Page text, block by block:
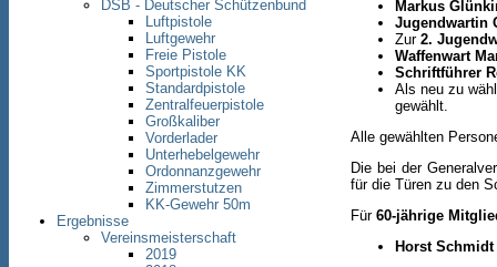
DSB - Deutscher Schützenbund
Luftpistole
Luftgewehr
Freie Pistole
Sportpistole KK
Standardpistole
Zentralfeuerpistole
Großkaliber
Vorderlader
Unterhebelgewehr
Ordonnanzgewehr
Zimmerstutzen
KK-Gewehr 50m
Ergebnisse
Vereinsmeisterschaft
2019
Markus
Jugendwartin
Zur 2.
Waffenwart
Schriftführer
Als neu zu
gewählt.
Alle gewählten
Die bei der
für die Türen zu den
Für 60-jährige
Horst Schmidt